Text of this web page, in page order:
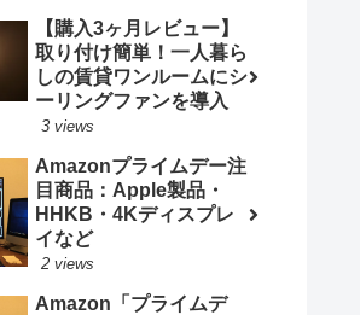
【購入3ヶ月レビュー】
取り付け簡単！一人暮ら
しの賃貸ワンルームにシ
ーリングファンを導入
3 views
Amazonプライムデー注
目商品：Apple製品・
HHKB・4Kディスプレ
イなど
2 views
Amazon「プライムデ